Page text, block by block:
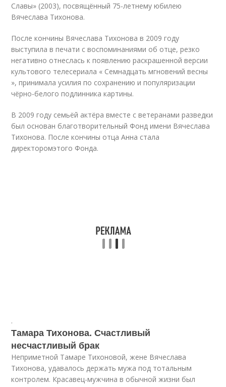
Славы» (2003), посвящённый 75-летнему юбилею
Вячеслава Тихонова.
После кончины Вячеслава Тихонова в 2009 году
выступила в печати с воспоминаниями об отце, резко
негативно отнеслась к появлению раскрашенной версии
культового телесериала « Семнадцать мгновений весны
», принимала усилия по сохранению и популяризации
чёрно-белого подлинника картины.
В 2009 году семьёй актёра вместе с ветеранами разведки
был основан благотворительный Фонд имени Вячеслава
Тихонова. После кончины отца Анна стала
директоромэтого Фонда.
.
Тамара Тихонова. Счастливый
несчастливый брак
Неприметной Тамаре Тихоновой, жене Вячеслава
Тихонова, удавалось держать мужа под тотальным
контролем. Красавец-мужчина в обычной жизни был